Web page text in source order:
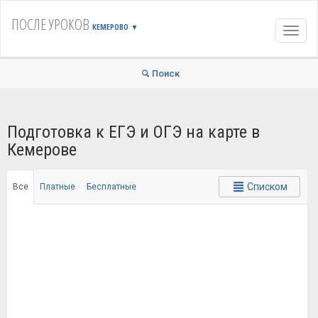
ПОСЛЕ УРОКОВ КЕМЕРОВО ▼
Поиск
Подготовка к ЕГЭ и ОГЭ на карте в
Кемерове
Все Платные Бесплатные Списком